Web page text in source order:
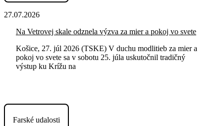
27.07.2026
Na Vetrovej skale odznela výzva za mier a pokoj vo svete
Košice, 27. júl 2026 (TSKE) V duchu modlitieb za mier a
pokoj vo svete sa v sobotu 25. júla uskutočnil tradičný
výstup ku Krížu na
Farské udalosti